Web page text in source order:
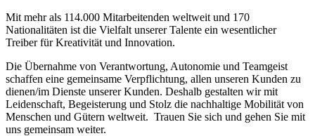
Mit mehr als 114.000 Mitarbeitenden weltweit und 170
Nationalitäten ist die Vielfalt unserer Talente ein wesentlicher
Treiber für Kreativität und Innovation.
Die Übernahme von Verantwortung, Autonomie und Teamgeist
schaffen eine gemeinsame Verpflichtung, allen unseren Kunden zu
dienen/im Dienste unserer Kunden. Deshalb gestalten wir mit
Leidenschaft, Begeisterung und Stolz die nachhaltige Mobilität von
Menschen und Gütern weltweit. Trauen Sie sich und gehen Sie mit
uns gemeinsam weiter.